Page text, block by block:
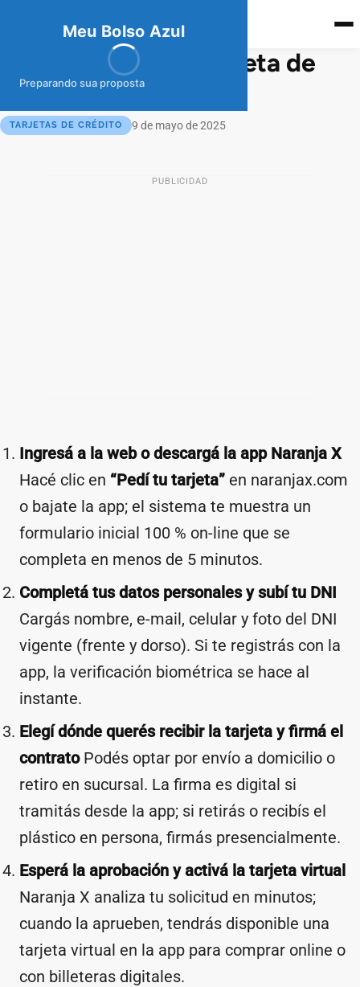
Meu Bolso Azul
Preparando sua proposta
meubolso Azul
¿Cómo Pedir una tarjeta de
crédito Naranja X?
TARJETAS DE CRÉDITO 9 de mayo de 2025
PUBLICIDAD
Ingresá a la web o descargá la app Naranja X
Hacé clic en “Pedí tu tarjeta” en naranjax.com
o bajate la app; el sistema te muestra un
formulario inicial 100 % on-line que se
completa en menos de 5 minutos.
Completá tus datos personales y subí tu DNI
Cargás nombre, e-mail, celular y foto del DNI
vigente (frente y dorso). Si te registrás con la
app, la verificación biométrica se hace al
instante.
Elegí dónde querés recibir la tarjeta y firmá el
contratoPodés optar por envío a domicilio o
retiro en sucursal. La firma es digital si
tramitás desde la app; si retirás o recibís el
plástico en persona, firmás presencialmente.
Esperá la aprobación y activá la tarjeta virtual
Naranja X analiza tu solicitud en minutos;
cuando la aprueben, tendrás disponible una
tarjeta virtual en la app para comprar online o
con billeteras digitales.